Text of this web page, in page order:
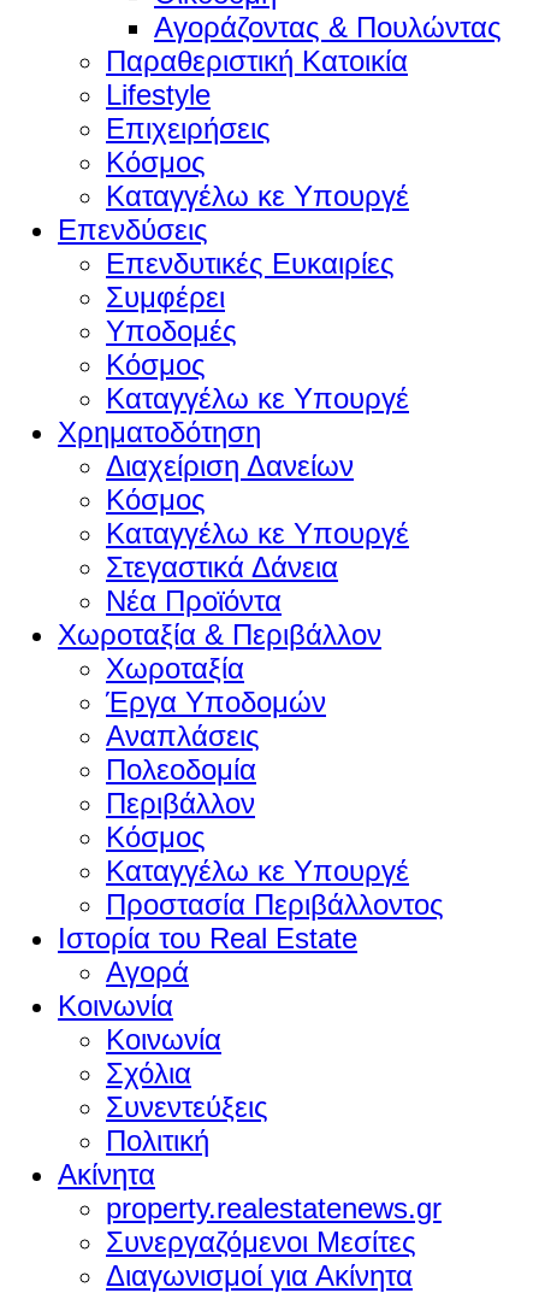
Αγοράζοντας & Πουλώντας
Παραθεριστική Κατοικία
Lifestyle
Επιχειρήσεις
Κόσμος
Καταγγέλω κε Υπουργέ
Επενδύσεις
Επενδυτικές Ευκαιρίες
Συμφέρει
Υποδομές
Κόσμος
Καταγγέλω κε Υπουργέ
Χρηματοδότηση
Διαχείριση Δανείων
Κόσμος
Καταγγέλω κε Υπουργέ
Στεγαστικά Δάνεια
Νέα Προϊόντα
Χωροταξία & Περιβάλλον
Χωροταξία
Έργα Υποδομών
Αναπλάσεις
Πολεοδομία
Περιβάλλον
Κόσμος
Καταγγέλω κε Υπουργέ
Προστασία Περιβάλλοντος
Ιστορία του Real Estate
Αγορά
Κοινωνία
Κοινωνία
Σχόλια
Συνεντεύξεις
Πολιτική
Ακίνητα
property.realestatenews.gr
Συνεργαζόμενοι Μεσίτες
Διαγωνισμοί για Ακίνητα